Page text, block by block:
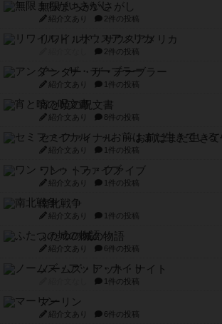
無限まちがいさがし
紹介文あり 2件の投稿
リワイルド：サウスアメリカ
2件の投稿
アンダー・ザ・テーブラー
紹介文あり 1件の投稿
宵と暁の呪文書
紹介文あり 8件の投稿
セミファイナル ～お前はまだ生きて
紹介文あり 1件の投稿
ワン・トゥ・ファイブ
紹介文あり 1件の投稿
南北戦争
紹介文あり 1件の投稿
ふたつの城の物語
紹介文あり 6件の投稿
ノームズ・アット・ナイト
1件の投稿
マーリン
紹介文あり 6件の投稿